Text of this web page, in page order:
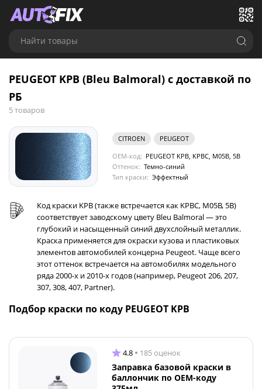
Найти товары
PEUGEOT KPB (Bleu Balmoral) с доставкой по
РБ
5 товаров
CITROEN
PEUGEOT
OEM-код: PEUGEOT KPB, KPBC, M05B, 5B
Оттенок: Темно-синий
Тип краски: Эффектный
Код краски KPB (также встречается как KPBC, M05B, 5B)
соответствует заводскому цвету Bleu Balmoral — это
глубокий и насыщенный синий двухслойный металлик.
Краска применяется для окраски кузова и пластиковых
элементов автомобилей концерна Peugeot. Чаще всего
этот оттенок встречается на автомобилях модельного
ряда 2000-х и 2010-х годов (например, Peugeot 206, 207,
307, 308, 407, Partner).
Подбор краски по коду PEUGEOT KPB
4.8 185 оценок
Заправка базовой краски в
баллончик по OEM-коду